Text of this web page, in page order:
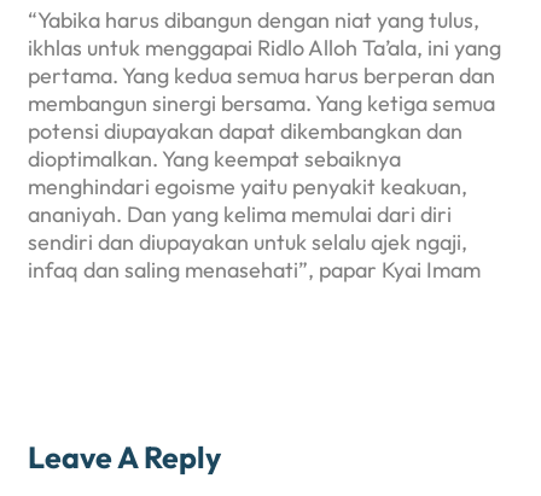
“Yabika harus dibangun dengan niat yang tulus,
ikhlas untuk menggapai Ridlo Alloh Ta’ala, ini yang
pertama. Yang kedua semua harus berperan dan
membangun sinergi bersama. Yang ketiga semua
potensi diupayakan dapat dikembangkan dan
dioptimalkan. Yang keempat sebaiknya
menghindari egoisme yaitu penyakit keakuan,
ananiyah. Dan yang kelima memulai dari diri
sendiri dan diupayakan untuk selalu ajek ngaji,
infaq dan saling menasehati”, papar Kyai Imam
Leave A Reply